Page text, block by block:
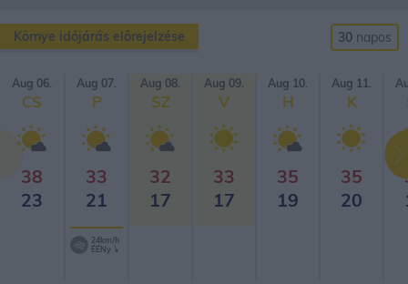
Környe időjárás előrejelzése 30 napos
Aug 06.
CS
38
23
Aug 07.
P
33
21
24km/h
ÉÉNy
Aug 08.
SZ
32
17
Aug 09.
V
33
17
Aug 10.
H
35
19
Aug 11.
K
35
20